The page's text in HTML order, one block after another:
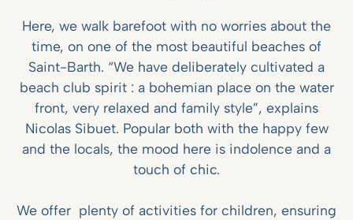
Here, we walk barefoot with no worries about the
time, on one of the most beautiful beaches of
Saint-Barth. “We have deliberately cultivated a
beach club spirit : a bohemian place on the water
front, very relaxed and family style”, explains
Nicolas Sibuet. Popular both with the happy few
and the locals, the mood here is indolence and a
touch of chic.
We offer plenty of activities for children, ensuring